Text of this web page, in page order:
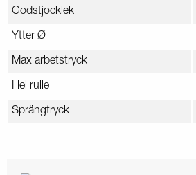
Godstjocklek
Ytter Ø
Max arbetstryck
Hel rulle
Sprängtryck